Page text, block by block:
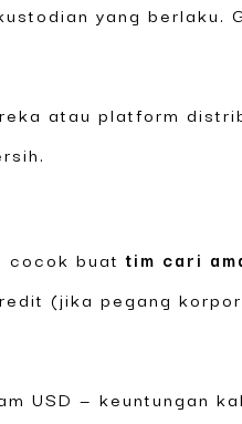
yang berlaku.
atau platform
cocok buattim cari
(jika pegang
USD — keuntungan